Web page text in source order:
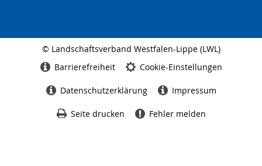
© Landschaftsverband Westfalen-Lippe (LWL)
Barrierefreiheit Cookie-Einstellungen
Datenschutzerklärung Impressum
Seite drucken Fehler melden